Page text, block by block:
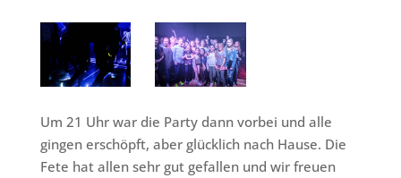
Um 21 Uhr war die Party dann vorbei und alle
gingen erschöpft, aber glücklich nach Hause. Die
Fete hat allen sehr gut gefallen und wir freuen